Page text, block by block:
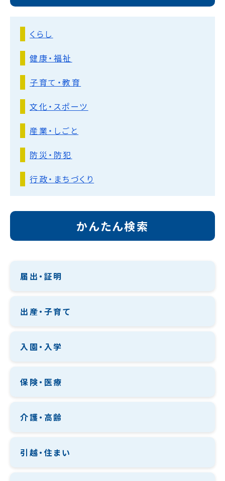
くらし
健康・福祉
子育て・教育
文化・スポーツ
産業・しごと
防災・防犯
行政・まちづくり
かんたん検索
届出・証明
出産・子育て
入園・入学
保険・医療
介護・高齢
引越・住まい